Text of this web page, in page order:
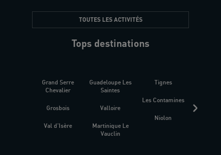
TOUTES LES ACTIVITÉS
Tops destinations
Grand Serre
Chevalier
Grosbois
Val d'Isère
Guadeloupe Les
Saintes
Valloire
Martinique Le
Vauclin
Tignes
Les Contamines
Niolon